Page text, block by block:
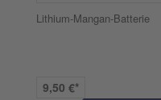
Lithium-Mangan-Batterie
9,50 €*